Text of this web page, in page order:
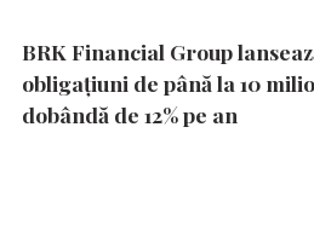
BRK Financial Group
obligațiuni de până la 10
dobândă de 12% pe an